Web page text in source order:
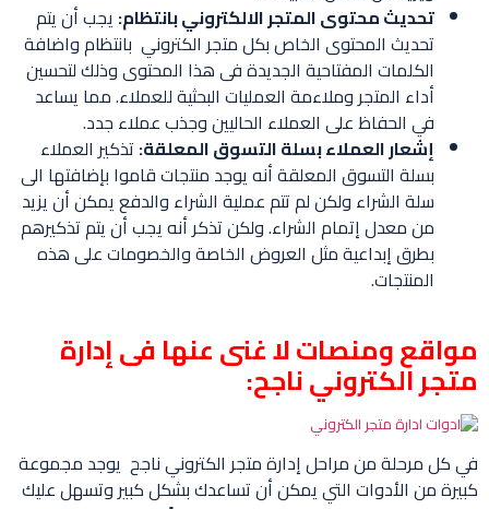
تحديث محتوى المتجر الالكتروني بانتظام: يجب أن يتم
تحديث المحتوى الخاص بكل متجر الكتروني بانتظام واضافة
الكلمات المفتاحية الجديدة فى هذا المحتوى وذلك لتحسين
أداء المتجر وملاءمة العمليات البحثية للعملاء. مما يساعد
في الحفاظ على العملاء الحاليين وجذب عملاء جدد.
إشعار العملاء بسلة التسوق المعلقة: تذكير العملاء
بسلة التسوق المعلقة أنه يوجد منتجات قاموا بإضافتها الى
سلة الشراء ولكن لم تتم عملية الشراء والدفع يمكن أن يزيد
من معدل إتمام الشراء. ولكن تذكر أنه يجب أن يتم تذكيرهم
بطرق إبداعية مثل العروض الخاصة والخصومات على هذه
المنتجات.
مواقع ومنصات لا غنى عنها فى إدارة
متجر الكتروني ناجح:
في كل مرحلة من مراحل إدارة متجر الكتروني ناجح يوجد مجموعة
كبيرة من الأدوات التي يمكن أن تساعدك بشكل كبير وتسهل عليك